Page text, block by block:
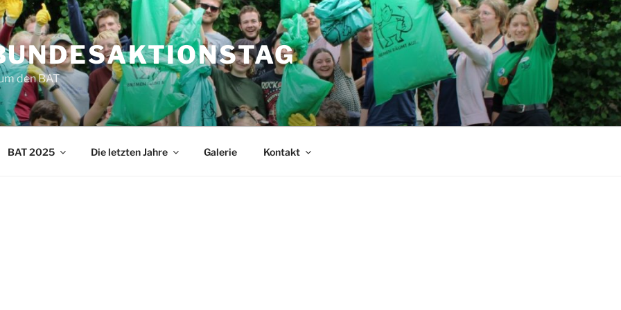
den BAT
BAT 2025 Die letzten Jahre Galerie Kontakt